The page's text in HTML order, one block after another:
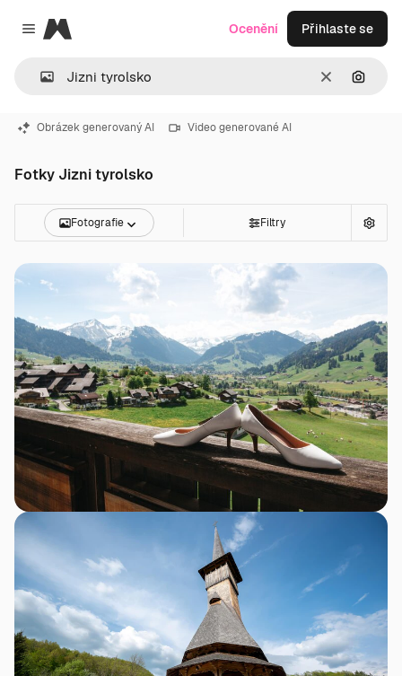
Close menu
Magnific
ZrušitHledat
Ocenění Přihlaste se
Obrázek generovaný AI Video generované AI
Fotky Jizni tyrolsko
Fotografie Filtry